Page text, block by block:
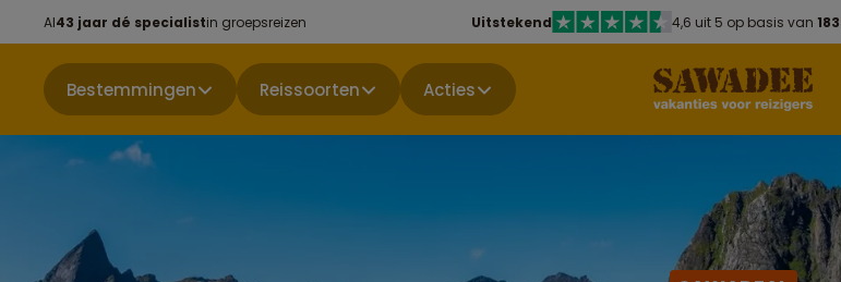
Al43 jaar dé specialistin groepsreizen Uitstekend 4,6 uit 5 op basis van
Bestemmingen Reissoorten Acties